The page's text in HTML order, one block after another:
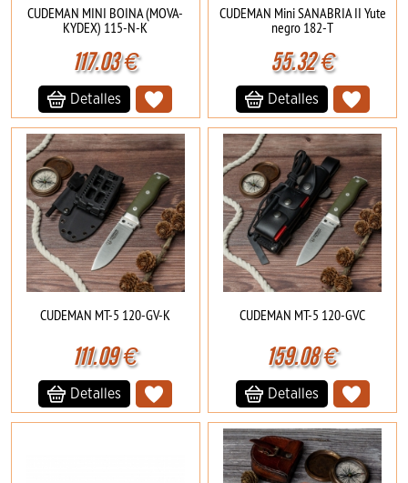
CUDEMAN MINI BOINA (MOVA-
KYDEX) 115-N-K
117.03€
Detalles
CUDEMAN Mini SANABRIA II Yute
negro 182-T
55.32€
Detalles
CUDEMAN MT-5 120-GV-K
111.09€
Detalles
CUDEMAN MT-5 120-GVC
159.08€
Detalles